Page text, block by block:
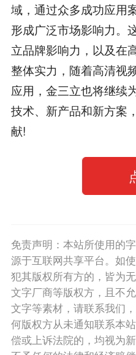
域，通过众多成功应用
形成广泛市场影响力。
立品牌影响力，以及在
整体实力，随着高清视
应用，金三立也将继续
技术、新产品和新方案
献!
免责声明：本站所使用的
源于互联网共享平台。如
犯其版权所有方的，皆为
文字厂商等版权方，且不
文字等素材，请联系我们
何版权方从未通知联系本
偿或上诉法院的，均视为